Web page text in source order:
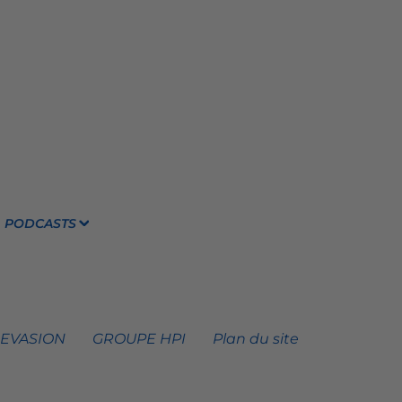
PODCASTS
GROUPE HPI Plan du site